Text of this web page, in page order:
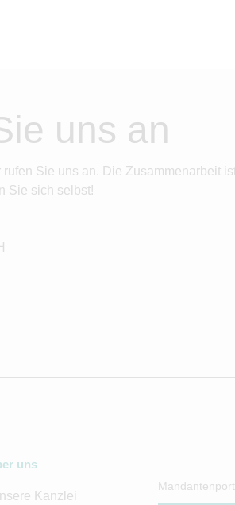
uns an
Sie uns an. Die Zusammenarbeit
Sie sich selbst!
uns
Kanzlei